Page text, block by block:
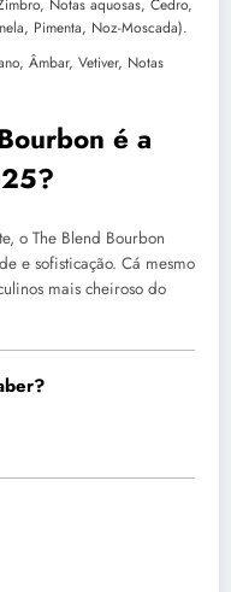
Notas aquosas, Cedro,
Pimenta, Noz-Moscada).
Âmbar, Vetiver, Notas
é a
o The Blend Bourbon
e sofisticação. Cá mesmo
mais cheiroso do